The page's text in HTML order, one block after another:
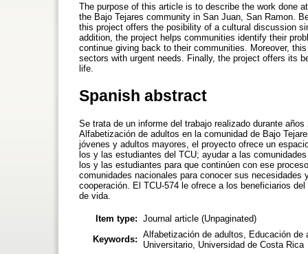
The purpose of this article is to describe the work done
the Bajo Tejares community in San Juan, San Ramon.
this project offers the posibility of a cultural discussion
addition, the project helps communities identify their
continue giving back to their communities. Moreover,
sectors with urgent needs. Finally, the project offers its
life.
Spanish abstract
Se trata de un informe del trabajo realizado durante
Alfabetización de adultos en la comunidad de Bajo
jóvenes y adultos mayores, el proyecto ofrece un
los y las estudiantes del TCU; ayudar a las
los y las estudiantes para que continúen con ese
comunidades nacionales para conocer sus
cooperación. El TCU-574 le ofrece a los beneficiarios
de vida.
Item type: Journal article (Unpaginated)
Keywords: Alfabetización de adultos, Educación de
Universitario, Universidad de Costa Rica